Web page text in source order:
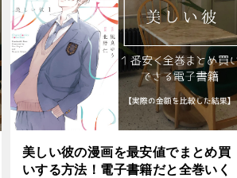
美しい彼の漫画を最安値でまとめ買
いする方法！電子書籍だと全巻いく